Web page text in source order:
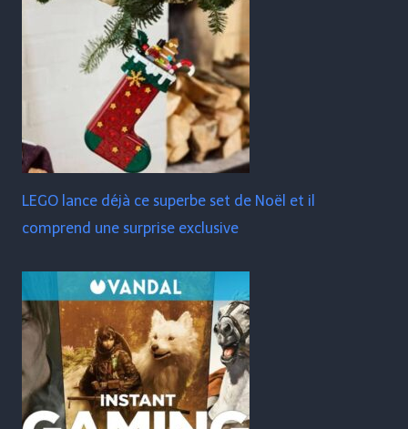
LEGO lance déjà ce superbe set de Noël et il
comprend une surprise exclusive